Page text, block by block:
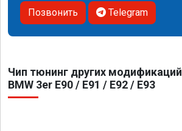
Позвонить Telegram
Чип тюнинг других модификаций
BMW 3er E90 / E91 / E92 / E93